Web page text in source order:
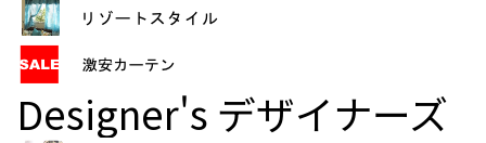
Designer's デザイナーズ